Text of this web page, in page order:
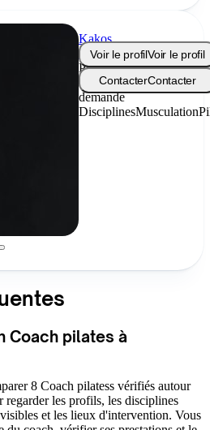
Kakos
Coaching
Prix
sur
demande
DisciplinesMusculation
Voir le profilVoir le profil
ContacterContacter
Coach pilates à
8 Coach pilatess vérifiés autour
regarder les profils, les disciplines
et les lieux d'intervention. Vous